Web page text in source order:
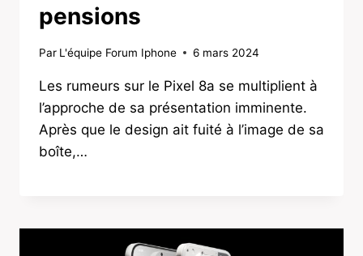
pensions
Par L'équipe Forum Iphone 6 mars 2024
Les rumeurs sur le Pixel 8a se multiplient à
l’approche de sa présentation imminente.
Après que le design ait fuité à l’image de sa
boîte,…